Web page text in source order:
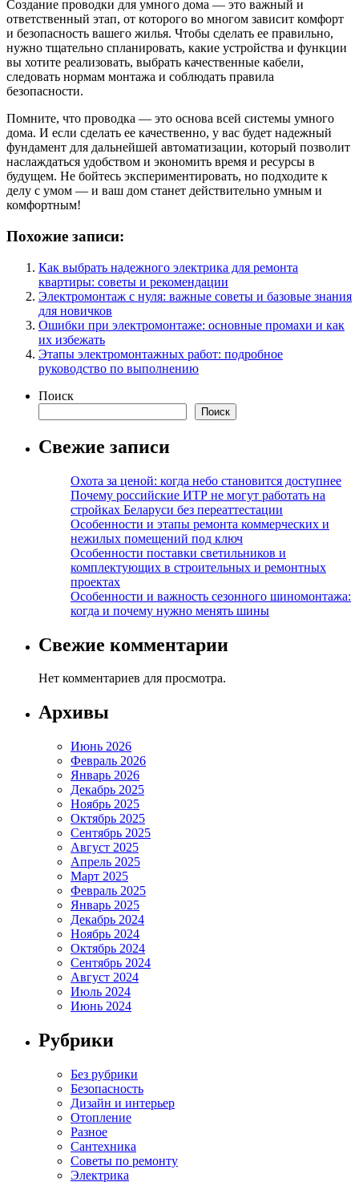
Создание проводки для умного дома — это важный и
ответственный этап, от которого во многом зависит комфорт
и безопасность вашего жилья. Чтобы сделать ее правильно,
нужно тщательно спланировать, какие устройства и функции
вы хотите реализовать, выбрать качественные кабели,
следовать нормам монтажа и соблюдать правила
безопасности.
Помните, что проводка — это основа всей системы умного
дома. И если сделать ее качественно, у вас будет надежный
фундамент для дальнейшей автоматизации, который позволит
наслаждаться удобством и экономить время и ресурсы в
будущем. Не бойтесь экспериментировать, но подходите к
делу с умом — и ваш дом станет действительно умным и
комфортным!
Похожие записи:
Как выбрать надежного электрика для ремонта
квартиры: советы и рекомендации
Электромонтаж с нуля: важные советы и базовые знания
для новичков
Ошибки при электромонтаже: основные промахи и как
их избежать
Этапы электромонтажных работ: подробное
руководство по выполнению
Поиск
Поиск
Свежие записи
Охота за ценой: когда небо становится доступнее
Почему российские ИТР не могут работать на
стройках Беларуси без переаттестации
Особенности и этапы ремонта коммерческих и
нежилых помещений под ключ
Особенности поставки светильников и
комплектующих в строительных и ремонтных
проектах
Особенности и важность сезонного шиномонтажа:
когда и почему нужно менять шины
Свежие комментарии
Нет комментариев для просмотра.
Архивы
Июнь 2026
Февраль 2026
Январь 2026
Декабрь 2025
Ноябрь 2025
Октябрь 2025
Сентябрь 2025
Август 2025
Апрель 2025
Март 2025
Февраль 2025
Январь 2025
Декабрь 2024
Ноябрь 2024
Октябрь 2024
Сентябрь 2024
Август 2024
Июль 2024
Июнь 2024
Рубрики
Без рубрики
Безопасность
Дизайн и интерьер
Отопление
Разное
Сантехника
Советы по ремонту
Электрика